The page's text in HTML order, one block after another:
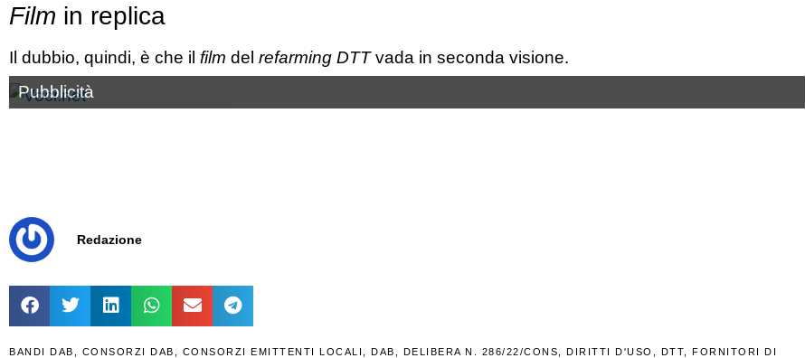
Film in replica
Il dubbio, quindi, è che il film del refarming DTTvada in seconda visione.
Pubblicità
Redazione
BANDI DAB CONSORZI DAB CONSORZI EMITTENTI LOCALI DAB DELIBERA N. 286/22/CONS DIRITTI D'USO DTT
FORNITORI DI